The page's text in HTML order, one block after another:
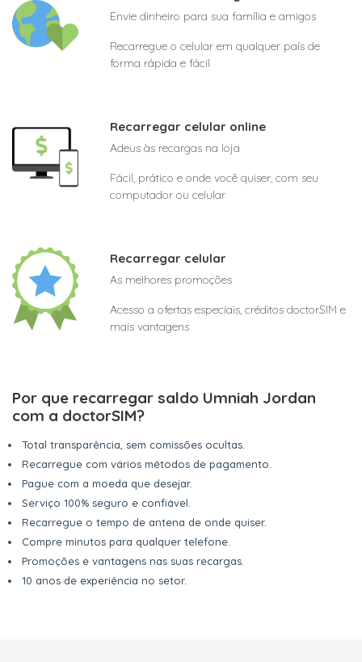
Envie dinheiro para sua família e amigos
Recarregue o celular em qualquer país de
forma rápida e fácil
Recarregar celular online
Adeus às recargas na loja
Fácil, prático e onde você quiser, com seu
computador ou celular
Recarregar celular
As melhores promoções
Acesso a ofertas especiais, créditos doctorSIM e
mais vantagens
Por que recarregar saldo Umniah Jordan
com a doctorSIM?
Total transparência, sem comissões ocultas.
Recarregue com vários métodos de pagamento.
Pague com a moeda que desejar.
Serviço 100% seguro e confiável.
Recarregue o tempo de antena de onde quiser.
Compre minutos para qualquer telefone.
Promoções e vantagens nas suas recargas.
10 anos de experiência no setor.